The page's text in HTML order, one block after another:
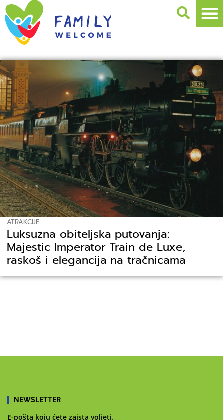
ATRAKCIJE
Luksuzna obiteljska putovanja:
Majestic Imperator Train de Luxe,
raskoš i elegancija na tračnicama
NEWSLETTER
E-pošta koju ćete zaista voljeti.